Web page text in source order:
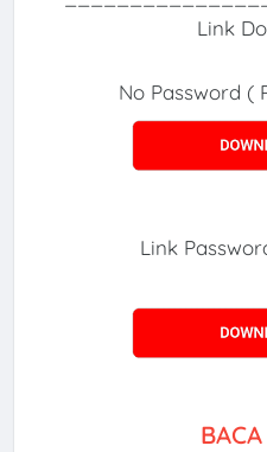
Link
No Password (
Link